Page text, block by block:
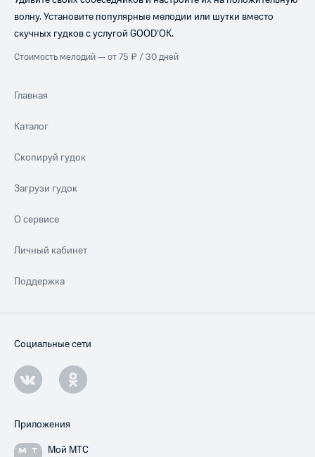
волну. Установите популярные мелодии или шутки вместо
скучных гудков с услугой GOOD’OK.
Стоимость мелодий — от 75 ₽ / 30 дней
Главная
Каталог
Скопируй гудок
Загрузи гудок
О сервисе
Личный кабинет
Поддержка
Социальные сети
Приложения
Мой МТС